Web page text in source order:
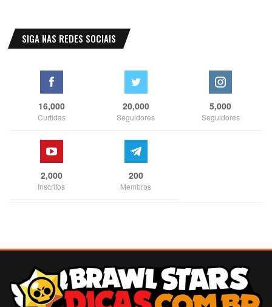
SIGA NAS REDES SOCIAIS
16,000
Curtidas
20,000
Seguidores
5,000
Seguidores
2,000
Inscritos
200
Membros